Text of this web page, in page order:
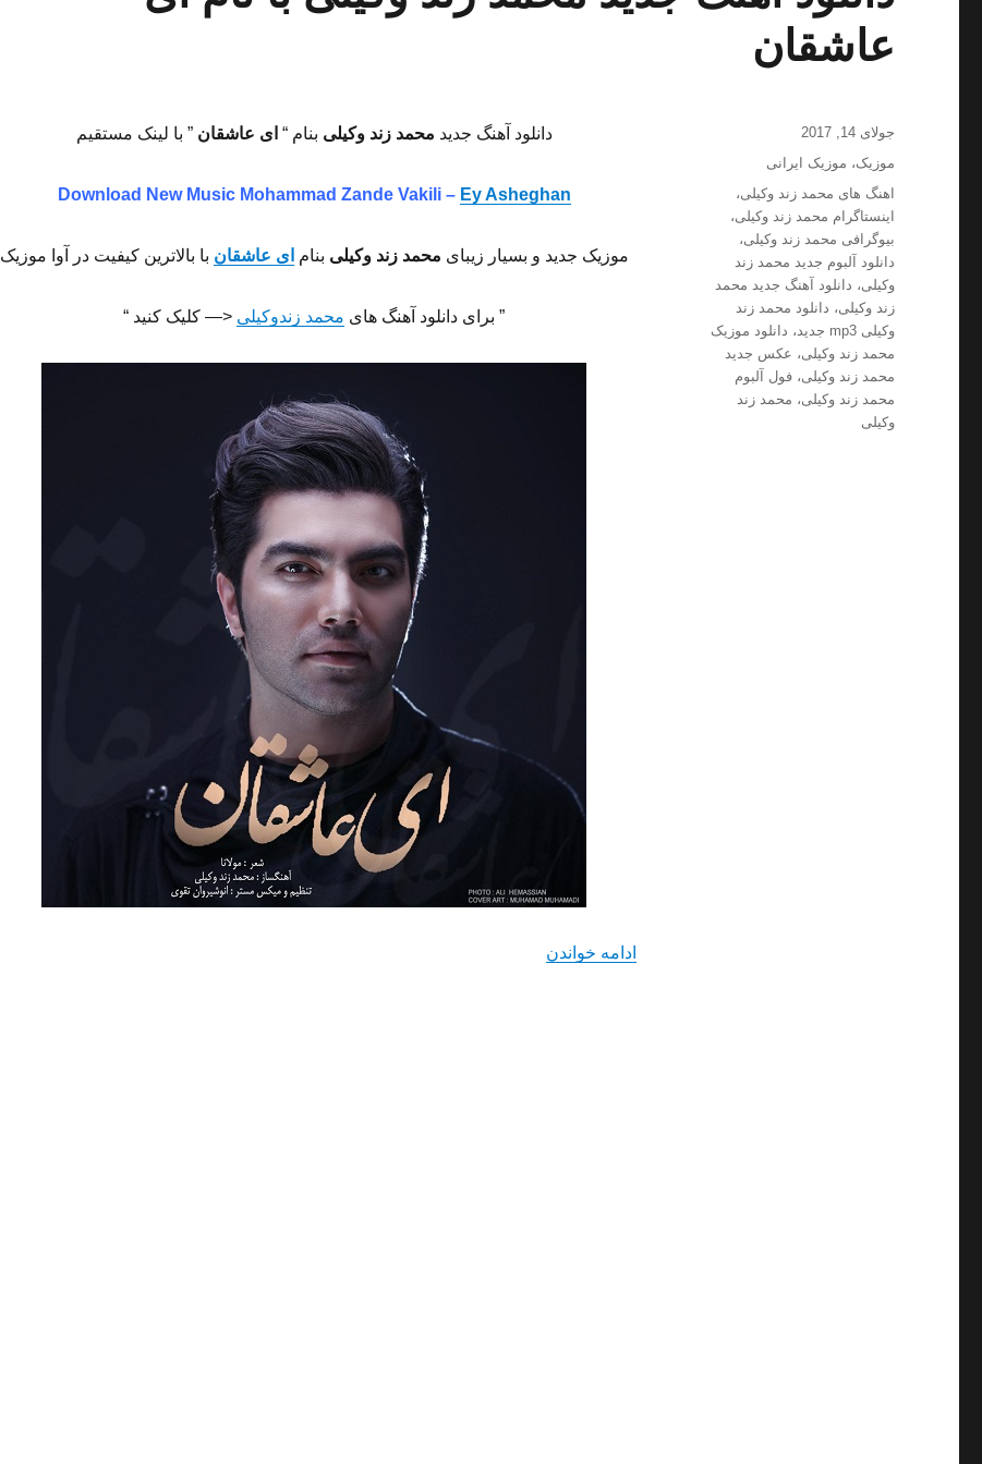
عاشقان
دانلود آهنگ جدید محمد زند وکیلی بنام “ ای عاشقان” با لینک مستقیم
Download New Music Mohammad Zande Vakili – Ey Asheghan
موزیک جدید و بسیار زیبای محمد زند وکیلی بنام ای عاشقان با بالاترین کیفیت در آوا موزیک
” برای دانلود آهنگ های محمد زندوکیلی <— کلیک کنید “
ادامه خواندن“دانلود آهنگ جدید محمد زند وکیلی با نام ای عاشقان”
ارسال
شده
جولای 14, 2017
دسته‌ها
موزیک، موزیک ایرانی
برچسب‌ها
اهنگ های محمد زند وکیلی،
اینستاگرام محمد زند وکیلی،
بیوگرافی محمد زند وکیلی،
دانلود آلبوم جدید محمد زند
وکیلی، دانلود آهنگ جدید محمد
زند وکیلی، دانلود محمد زند
وکیلی mp3 جدید
، دانلود موزیک
محمد زند وکیلی، عکس جدید
محمد زند وکیلی،فول آلبوم
محمد زند وکیلی، محمد زند
وکیلی